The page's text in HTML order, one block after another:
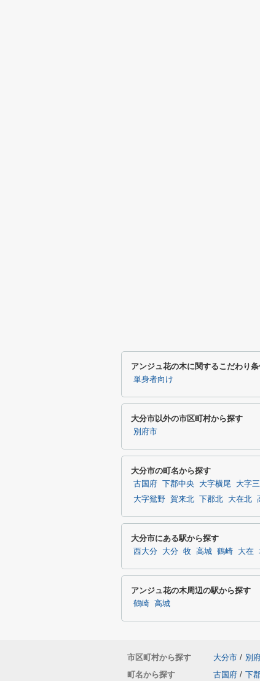
アンジュ花の木に関するこだわり
単身者向け
大分市以外の市区町村から探す
別府市
大分市の町名から探す
古国府 下郡中央 大字横尾 大字
大字鴛野 賀来北 下郡北 大在北
大分市にある駅から探す
西大分 大分 牧 高城 鶴崎 大在
アンジュ花の木周辺の駅から探す
鶴崎 高城
市区町村から探す 大分市 / 別
町名から探す
古国府 / 下